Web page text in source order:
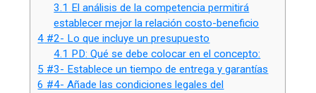
3.1 El análisis de la competencia permitirá
establecer mejor la relación costo-beneficio
4 #2- Lo que incluye un presupuesto
4.1 PD: Qué se debe colocar en el concepto:
5 #3- Establece un tiempo de entrega y garantías
6 #4- Añade las condiciones legales del